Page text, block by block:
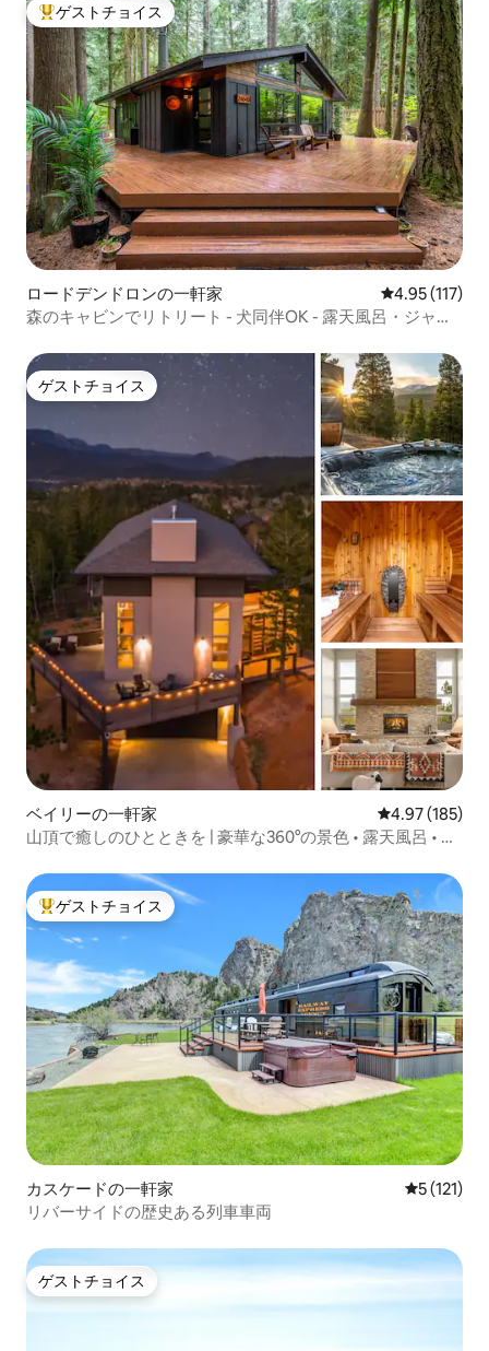
大好評のゲストチョイスです。
ゲストチョイス
ロードデンドロンの一軒家 レビュー117
4.95 (117)
森のキャビンでリトリート - 犬同伴OK - 露天風呂・ジャグ
ゲストチョイス
ゲストチョイス
ベイリーの一軒家 レビュー185
4.97 (185)
山頂で癒しのひとときを | 豪華な360°の景色 • 露天風呂 • ゲ
大好評のゲストチョイスです。
ゲストチョイス
カスケードの一軒家 レビュー
5 (121)
リバーサイドの歴史ある列車車両
ゲストチョイス
ゲストチョイス